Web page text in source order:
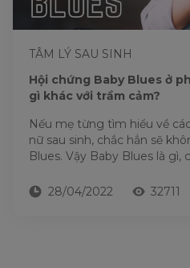
TÂM LÝ SAU SINH
Hội chứng Baby Blues ở
gì khác với trầm cảm?
Nếu mẹ từng tìm hiểu về
nữ sau sinh, chắc hẳn sẽ
Blues. Vậy Baby Blues là gì,
28/04/2022 32711